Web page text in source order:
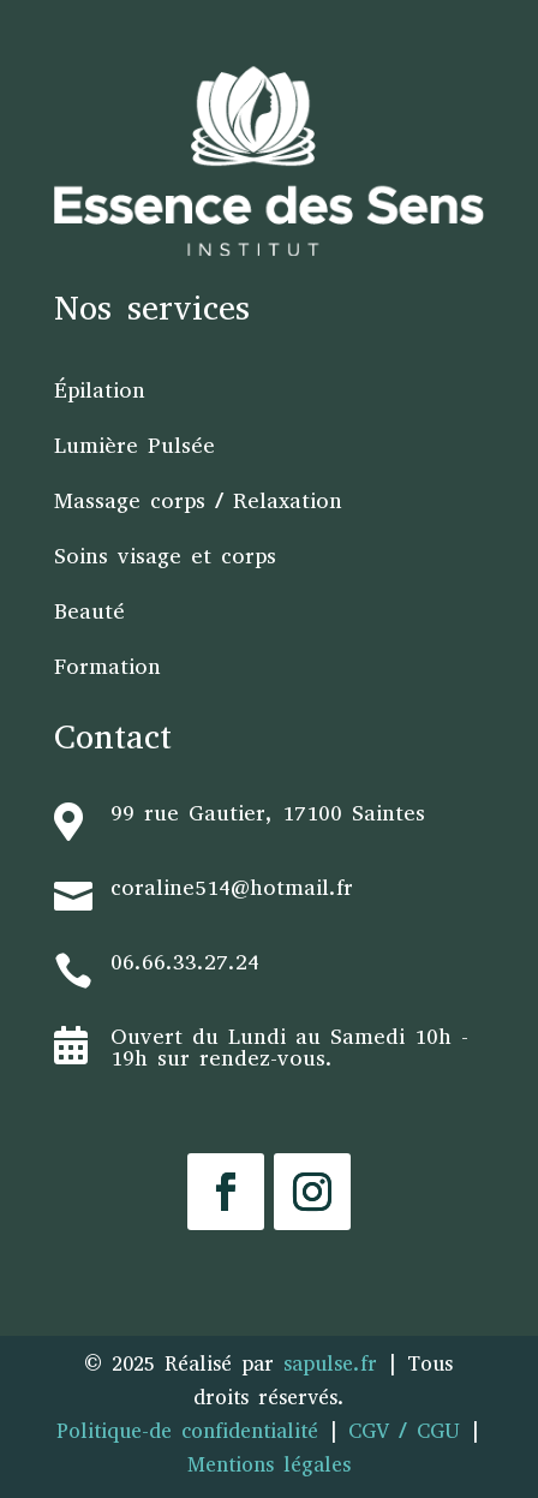
Nos services
Épilation
Lumière Pulsée
Massage corps / Relaxation
Soins visage et corps
Beauté
Formation
Contact
 99 rue Gautier, 17100 Saintes
 coraline514@hotmail.fr
 06.66.33.27.24
 Ouvert du Lundi au Samedi 10h -
19h sur rendez-vous.
© 2025 Réalisé par sapulse.fr
| Tous
droits réservés.
Politique-de confidentialité
CGV / CGU
Mentions légales